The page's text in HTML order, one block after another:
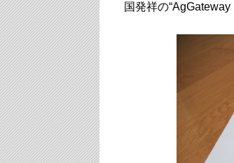
国発祥の“AgGateway